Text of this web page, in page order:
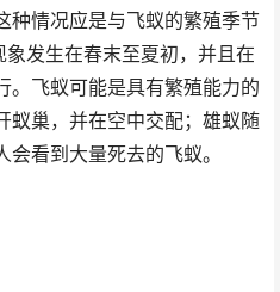
种情况应是与飞蚁的繁殖季节
象发生在春末至夏初，并且在
。飞蚁可能是具有繁殖能力的
蚁巢，并在空中交配；雄蚁随
看到大量死去的飞蚁。